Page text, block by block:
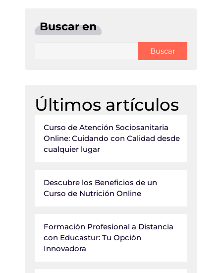
Buscar en
Buscar
Últimos artículos
Curso de Atención Sociosanitaria
Online: Cuidando con Calidad desde
cualquier lugar
Descubre los Beneficios de un
Curso de Nutrición Online
Formación Profesional a Distancia
con Educastur: Tu Opción
Innovadora